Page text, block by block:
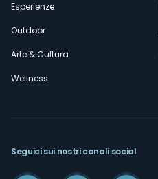
Esperienze
Outdoor
Arte & Cultura
Wellness
Seguici sui nostri canali social